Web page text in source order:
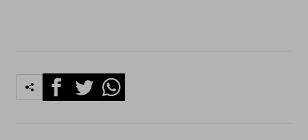
FacebookTwitterWhatsapp